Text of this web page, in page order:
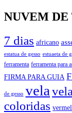
NUVEM DE
7 dias africano
estatua de gesso estuaeta de
ferramenta ferramenta para
FIRMA PARA GUIA
de gesso vela
coloridas